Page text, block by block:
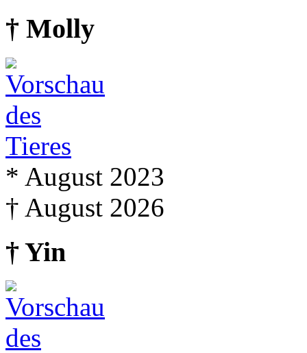
† Molly
* August 2023
† August 2026
† Yin